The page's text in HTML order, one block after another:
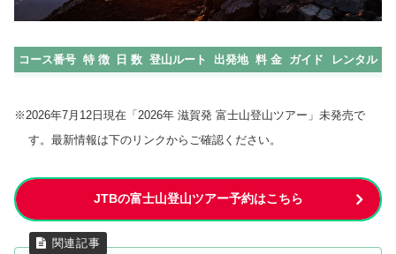
コース番号 特 徴 日 数 登山ルート 出発地 料 金 ガイド レンタル
※2026年7月12日現在「2026年 滋賀発 富士山登山ツアー」未発売で
す。最新情報は下のリンクからご確認ください。
JTBの富士山登山ツアー予約はこちら